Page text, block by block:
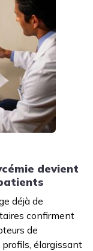
devient
déjà de
confirment
de
profils, élargissant